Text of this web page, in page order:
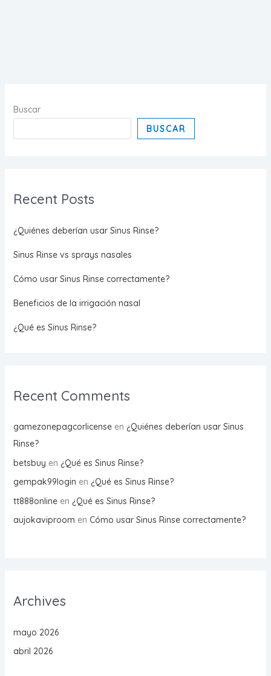
Buscar
BUSCAR
Recent Posts
¿Quiénes deberían usar Sinus Rinse?
Sinus Rinse vs sprays nasales
Cómo usar Sinus Rinse correctamente?
Beneficios de la irrigación nasal
¿Qué es Sinus Rinse?
Recent Comments
gamezonepagcorlicenseen ¿Quiénes deberían usar Sinus
Rinse?
betsbuy en ¿Qué es Sinus Rinse?
gempak99login en ¿Qué es Sinus Rinse?
tt888onlineen ¿Qué es Sinus Rinse?
aujokaviproom en Cómo usar Sinus Rinse correctamente?
Archives
mayo 2026
abril 2026